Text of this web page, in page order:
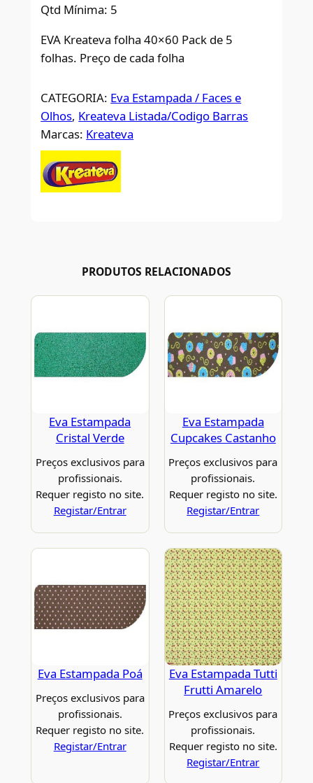
Qtd Mínima: 5
EVA Kreateva folha 40×60 Pack de 5
folhas. Preço de cada folha
CATEGORIA: Eva Estampada / Faces e
Olhos, Kreateva Listada/Codigo Barras
Marcas: Kreateva
PRODUTOS RELACIONADOS
Eva Estampada
Cristal Verde
Preços exclusivos para
profissionais.
Requer registo no site.
Registar/Entrar
Eva Estampada
Cupcakes Castanho
Preços exclusivos para
profissionais.
Requer registo no site.
Registar/Entrar
Eva Estampada Poá
Preços exclusivos para
profissionais.
Requer registo no site.
Registar/Entrar
Eva Estampada Tutti
Frutti Amarelo
Preços exclusivos para
profissionais.
Requer registo no site.
Registar/Entrar